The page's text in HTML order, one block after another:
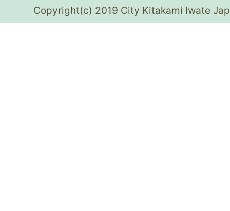
Copyright(c) 2019 City Kitakami Iwate